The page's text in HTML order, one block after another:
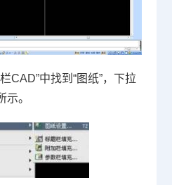
CAD”中找到“图纸”，下拉
示。